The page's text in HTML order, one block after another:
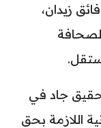
زيدان،
جاد في
اللازمة بحق